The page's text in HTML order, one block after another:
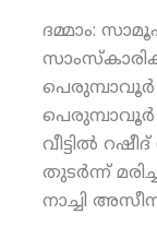
ദമ്മാം:
പെരുമ്പാവൂര്‍
പെരുമ്പാവൂര്‍
വീട്ടില്‍
തുടര്‍ന്ന്
നാച്ചി